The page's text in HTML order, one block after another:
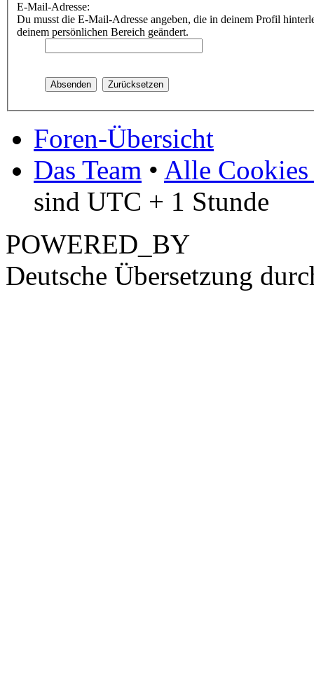
E-Mail-Adresse:
Du musst die E-Mail-Adresse angeben, die in deinem Profil
deinem persönlichen Bereich geändert.
Foren-Übersicht
Das Team • Alle Cookies
sind UTC + 1 Stunde
POWERED_BY
Deutsche Übersetzung